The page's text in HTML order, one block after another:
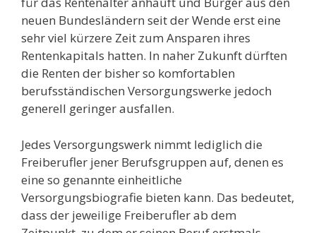
neuen Bundesländern seit der Wende erst eine
sehr viel kürzere Zeit zum Ansparen ihres
Rentenkapitals hatten. In naher Zukunft dürften
die Renten der bisher so komfortablen
berufsständischen Versorgungswerke jedoch
generell geringer ausfallen.
Jedes Versorgungswerk nimmt lediglich die
Freiberufler jener Berufsgruppen auf, denen es
eine so genannte einheitliche
Versorgungsbiografie bieten kann. Das bedeutet,
dass der jeweilige Freiberufler ab dem